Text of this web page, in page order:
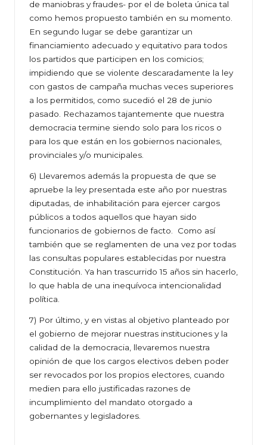
de maniobras y fraudes- por el de boleta única tal
como hemos propuesto también en su momento.
En segundo lugar se debe garantizar un
financiamiento adecuado y equitativo para todos
los partidos que participen en los comicios;
impidiendo que se violente descaradamente la ley
con gastos de campaña muchas veces superiores
a los permitidos, como sucedió el 28 de junio
pasado. Rechazamos tajantemente que nuestra
democracia termine siendo solo para los ricos o
para los que están en los gobiernos nacionales,
provinciales y/o municipales.
6) Llevaremos además la propuesta de que se
apruebe la ley presentada este año por nuestras
diputadas, de inhabilitación para ejercer cargos
públicos a todos aquellos que hayan sido
funcionarios de gobiernos de facto. Como así
también que se reglamenten de una vez por todas
las consultas populares establecidas por nuestra
Constitución. Ya han trascurrido 15 años sin hacerlo,
lo que habla de una inequívoca intencionalidad
política.
7) Por último, y en vistas al objetivo planteado por
el gobierno de mejorar nuestras instituciones y la
calidad de la democracia, llevaremos nuestra
opinión de que los cargos electivos deben poder
ser revocados por los propios electores, cuando
medien para ello justificadas razones de
incumplimiento del mandato otorgado a
gobernantes y legisladores.